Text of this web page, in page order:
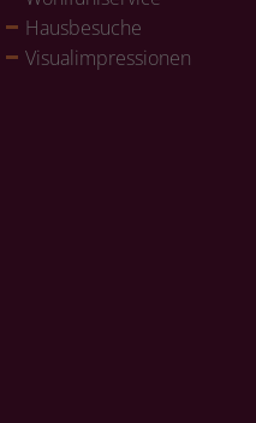
Haus­be­su­che
Visualim­pres­sio­nen